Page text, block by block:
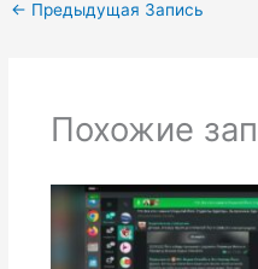
← Предыдущая Запись
Похожие